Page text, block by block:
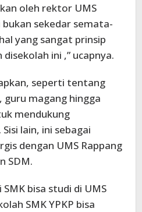
oleh rektor UMS
bukan sekedar semata-
yang sangat prinsip
ini ,” ucapnya.
seperti tentang
magang hingga
mendukung
lain, ini sebagai
dengan UMS Rappang
SDM.
bisa studi di UMS
SMK YPKP bisa